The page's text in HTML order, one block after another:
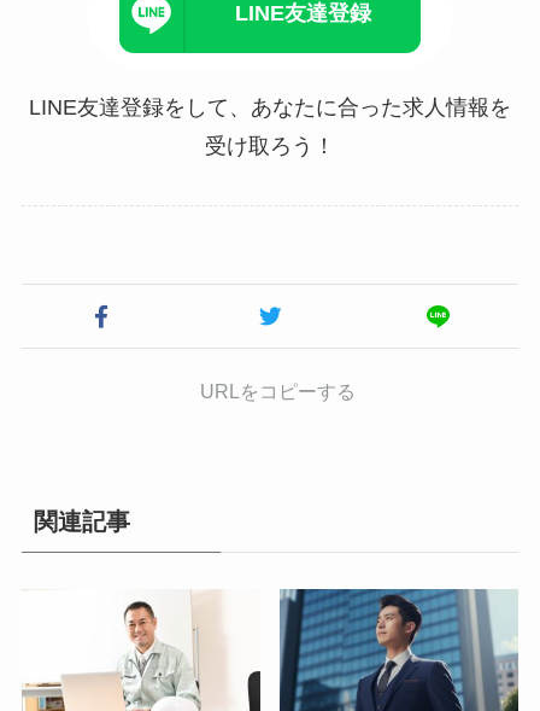
LINE友達登録
LINE友達登録をして、あなたに合った求人情報を
受け取ろう！
URLをコピーする
関連記事